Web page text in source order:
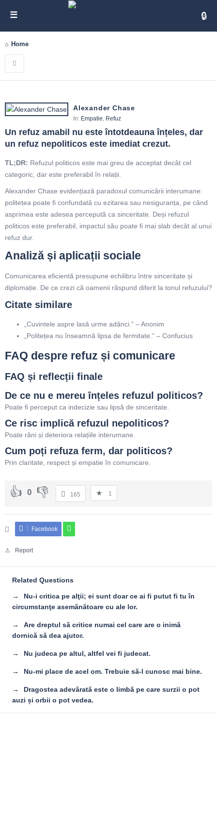
Home
Alexander Chase
In: Empatie, Refuz
Un refuz amabil nu este întotdeauna înțeles, dar
un refuz nepoliticos este imediat crezut.
TL;DR: Refuzul politicos este mai greu de acceptat decât cel
categoric, dar este preferabil în relații.
Alexander Chase evidențiază paradoxul comunicării interumane:
politețea poate fi confundată cu ezitarea sau nesiguranța, pe când
asprimea este adesea percepută ca sinceritate. Deși refuzul
politicos este preferabil, impactul său poate fi mai slab decât al unui
refuz dur.
Analiză și aplicații sociale
Comunicarea eficientă presupune echilibru între sinceritate și
diplomație. De ce crezi că oamenii răspund diferit la tonul refuzului?
Citate similare
„Cuvintele aspre lasă urme adânci.” – Anonim
„Politețea nu înseamnă lipsa de fermitate.” – Confucius
FAQ despre refuz și comunicare
FAQ și reflecții finale
De ce nu e mereu înțeles refuzul politicos?
Poate fi perceput ca indecizie sau lipsă de sinceritate.
Ce risc implică refuzul nepoliticos?
Poate răni și deteriora relațiile interumane.
Cum poți refuza ferm, dar politicos?
Prin claritate, respect și empatie în comunicare.
0 165 1
Facebook
Report
Related Questions
Nu-i critica pe alţii; ei sunt doar ce ai fi putut fi tu în
circumstanţe asemănătoare cu ale lor.
Are dreptul să critice numai cel care are o inimă
dornică să dea ajutor.
Nu judeca pe altul, altfel vei fi judecat.
Nu-mi place de acel om. Trebuie să-l cunosc mai bine.
Dragostea adevărată este o limbă pe care surzii o pot
auzi și orbii o pot vedea.